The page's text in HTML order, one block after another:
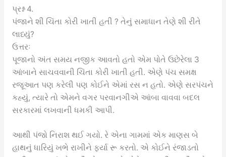
પ્રશ્ન 4.
પંજાને શી ચિંતા કોરી ખાતી હતી ? તેનું સમાધાન તેણે શી રીતે
લાધ્યું?
ઉત્તરઃ
પૂજાનો અંત સમય નજીક આવતો હતો એમ પોતે ઉછેરેલા 3
આંબાને સાચવવાની ચિંતા કોરી ખાતી હતી. એણે પંચ સમક્ષ
રજૂઆત પણ કરેલી પણ કોઈને એમાં રસ ન હતો. એણે સરપંચને
કહ્યું, ત્યારે તો એમને વગર પરવાનગીએ આંબા વાવવા બદલ
સરકારમાં લખવાની ધમકી આપી.
આથી પંજો નિરાશ થઈ ગયો. રે એના ગામમાં એક માણસ બે
હાથનું ધારિયું ખભે રાખીને ફર્યા રૂ કરતો. એ કોઈને રંજાડતો